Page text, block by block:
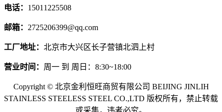
电话： 15011225508
邮箱： 2725206399@qq.com
工厂地址： 北京市大兴区长子营镇北泗上村
营业时间： 周一 到 周日：8:30~18:00
Copyright © 北京金利恒旺商贸有限公司 BEIJING JINLIH
STAINLESS STEELESS STEEL CO.,LTD 版权所有，禁止转载
或采集，违者必究。